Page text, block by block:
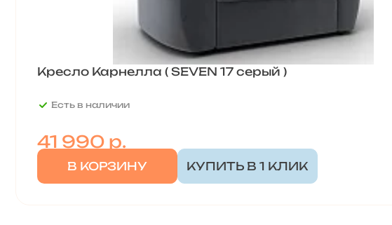
Кресло Карнелла ( SEVEN 17 серый )
Есть в наличии
41 990р.
В КОРЗИНУ КУПИТЬ В 1 КЛИК